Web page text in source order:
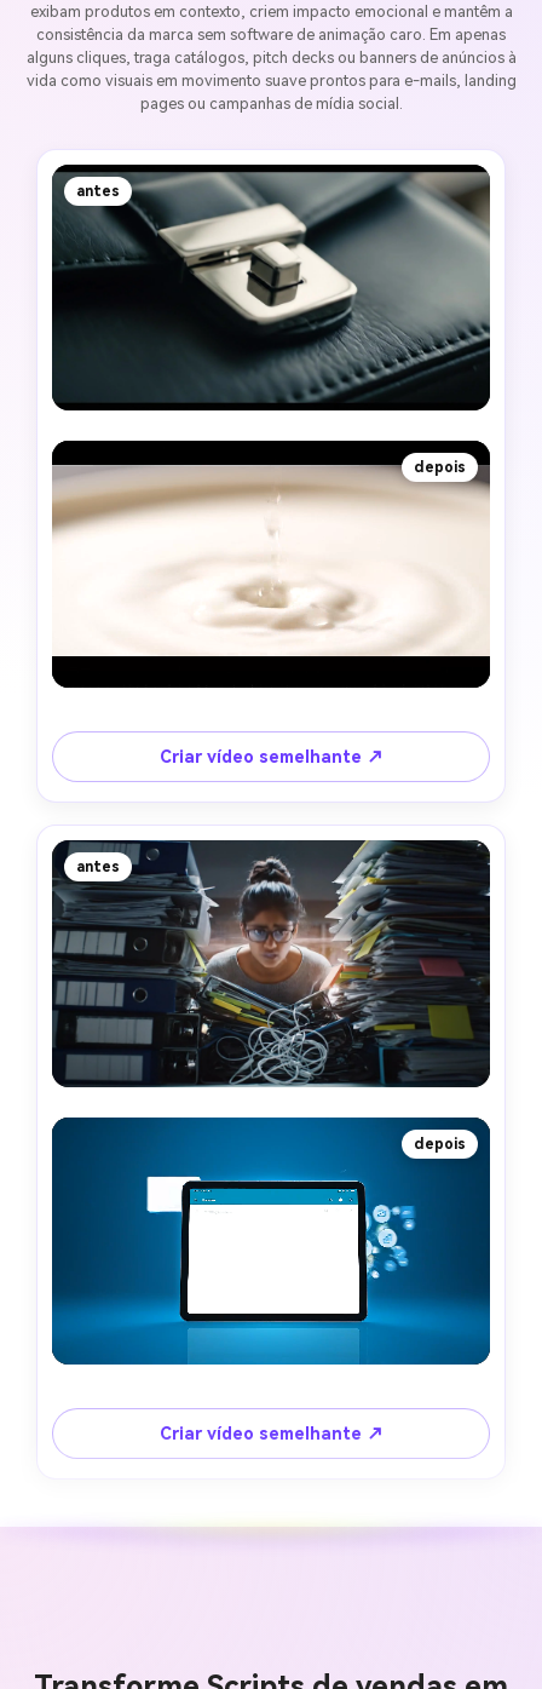
exibam produtos em contexto, criem impacto emocional e mantêm a
consistência da marca sem software de animação caro. Em apenas
alguns cliques, traga catálogos, pitch decks ou banners de anúncios à
vida como visuais em movimento suave prontos para e-mails, landing
pages ou campanhas de mídia social.
antes
depois
Criar vídeo semelhante ↗
antes
depois
Criar vídeo semelhante ↗